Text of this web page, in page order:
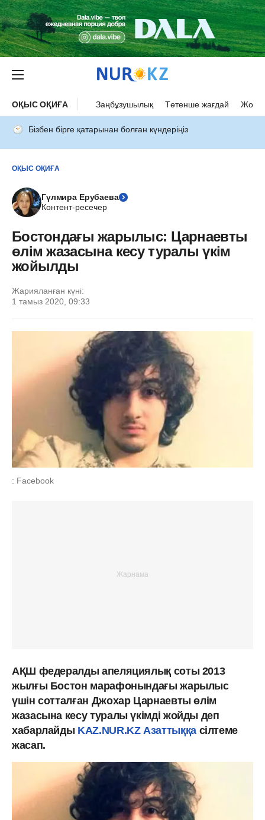
ОҚЫС ОҚИҒА Заңбұзушылық Төтенше жағдай Жол
Бізбен бірге қатарынан болған күндеріңіз
ОҚЫС ОҚИҒА
Гүлмира Ерубаева
Контент-ресечер
Бостондағы жарылыс: Царнаевты
өлім жазасына кесу туралы үкім
жойылды
Жарияланған күні:
1 тамыз 2020, 09:33
: Facebook
АҚШ федералды апеляциялық соты 2013
жылғы Бостон марафонындағы жарылыс
үшін сотталған Джохар Царнаевты өлім
жазасына кесу туралы үкімді жойды деп
хабарлайды KAZ.NUR.KZ Азаттыққа сілтеме
жасап.